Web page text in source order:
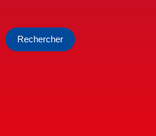
Rechercher